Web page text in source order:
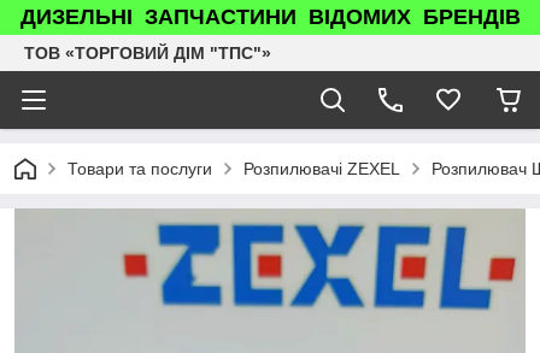
ДИЗЕЛЬНІ ЗАПЧАСТИНИ ВІДОМИХ БРЕНДІВ
ТОВ «ТОРГОВИЙ ДІМ "ТПС"»
Товари та послуги Розпилювачі ZEXEL